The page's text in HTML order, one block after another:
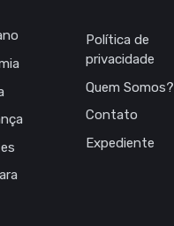
Política de
privacidade
Quem Somos?
Contato
Expediente